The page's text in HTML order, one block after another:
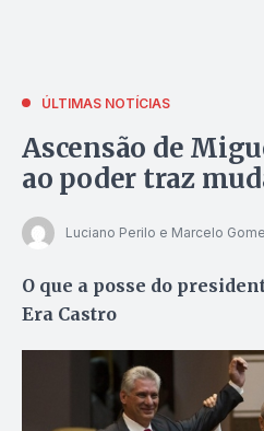
ÚLTIMAS NOTÍCIAS
Ascensão de
ao poder traz
Luciano Perilo e Marcelo
O que a posse do
Era Castro